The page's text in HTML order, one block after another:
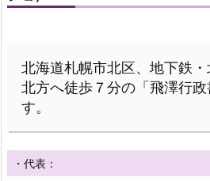
北海道札幌市北区、地下鉄
北方へ徒歩７分の「飛澤行
す。
・代表：